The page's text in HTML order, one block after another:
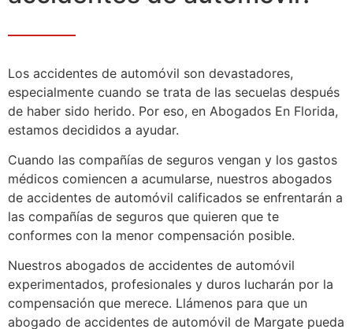
Los accidentes de automóvil son devastadores,
especialmente cuando se trata de las secuelas después
de haber sido herido. Por eso, en Abogados En Florida,
estamos decididos a ayudar.
Cuando las compañías de seguros vengan y los gastos
médicos comiencen a acumularse, nuestros abogados
de accidentes de automóvil calificados se enfrentarán a
las compañías de seguros que quieren que te
conformes con la menor compensación posible.
Nuestros abogados de accidentes de automóvil
experimentados, profesionales y duros lucharán por la
compensación que merece. Llámenos para que un
abogado de accidentes de automóvil de Margate pueda